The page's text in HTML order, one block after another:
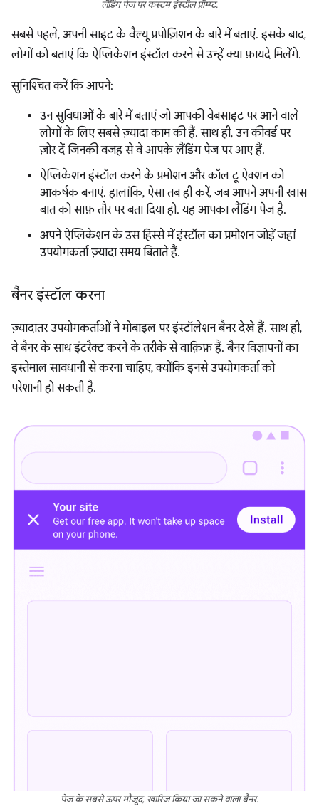
लैंडिंग पेज पर कस्टम इंस्टॉल प्रॉम्प्ट.
सबसे पहले, अपनी साइट के वैल्यू प्रपोज़िशन के बारे में बताएं. इसके बाद,
लोगों को बताएं कि ऐप्लिकेशन इंस्टॉल करने से उन्हें क्या फ़ायदे मिलेंगे.
सुनिश्चित करें कि आपने:
उन सुविधाओं के बारे में बताएं जो आपकी वेबसाइट पर आने वाले
लोगों के लिए सबसे ज़्यादा काम की हैं. साथ ही, उन कीवर्ड पर
ज़ोर दें जिनकी वजह से वे आपके लैंडिंग पेज पर आए हैं.
ऐप्लिकेशन इंस्टॉल करने के प्रमोशन और कॉल टू ऐक्शन को
आकर्षक बनाएं. हालांकि, ऐसा तब ही करें, जब आपने अपनी खास
बात को साफ़ तौर पर बता दिया हो. यह आपका लैंडिंग पेज है.
अपने ऐप्लिकेशन के उस हिस्से में इंस्टॉल का प्रमोशन जोड़ें जहां
उपयोगकर्ता ज़्यादा समय बिताते हैं.
बैनर इंस्टॉल करना
ज़्यादातर उपयोगकर्ताओं ने मोबाइल पर इंस्टॉलेशन बैनर देखे हैं. साथ ही,
वे बैनर के साथ इंटरैक्ट करने के तरीके से वाक़िफ़ हैं. बैनर विज्ञापनों का
इस्तेमाल सावधानी से करना चाहिए, क्योंकि इनसे उपयोगकर्ता को
परेशानी हो सकती है.
पेज के सबसे ऊपर मौजूद, खारिज किया जा सकने वाला बैनर.